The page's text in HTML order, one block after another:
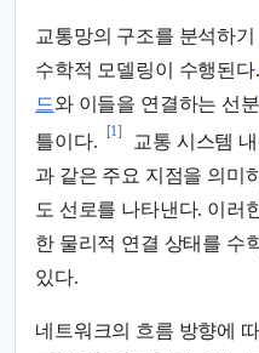
교통망의 구조를 분석하기
수학적 모델링이 수행된다.
드와 이들을 연결하는 선
틀이다.
[1]
교통 시스템
과 같은 주요 지점을 의미
도 선로를 나타낸다. 이러
한 물리적 연결 상태를 수
있다.
네트워크의 흐름 방향에